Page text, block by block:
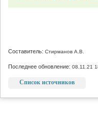
Составитель: Стирманов А.В.
Последнее обновление: 08.11.21
Список источников